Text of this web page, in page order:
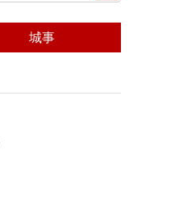
城事